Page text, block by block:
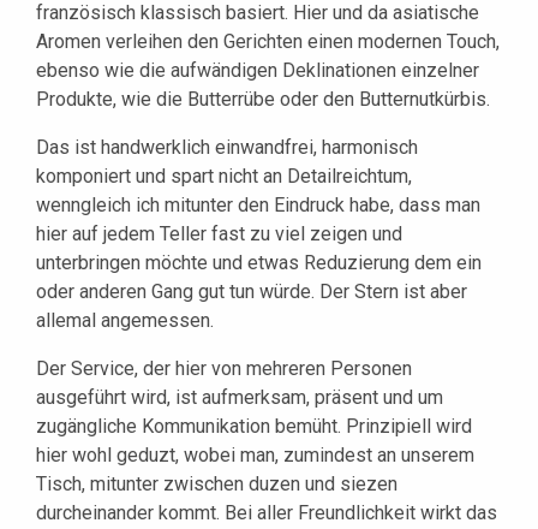
französisch klassisch basiert. Hier und da asiatische
Aromen verleihen den Gerichten einen modernen Touch,
ebenso wie die aufwändigen Deklinationen einzelner
Produkte, wie die Butterrübe oder den Butternutkürbis.
Das ist handwerklich einwandfrei, harmonisch
komponiert und spart nicht an Detailreichtum,
wenngleich ich mitunter den Eindruck habe, dass man
hier auf jedem Teller fast zu viel zeigen und
unterbringen möchte und etwas Reduzierung dem ein
oder anderen Gang gut tun würde. Der Stern ist aber
allemal angemessen.
Der Service, der hier von mehreren Personen
ausgeführt wird, ist aufmerksam, präsent und um
zugängliche Kommunikation bemüht. Prinzipiell wird
hier wohl geduzt, wobei man, zumindest an unserem
Tisch, mitunter zwischen duzen und siezen
durcheinander kommt. Bei aller Freundlichkeit wirkt das